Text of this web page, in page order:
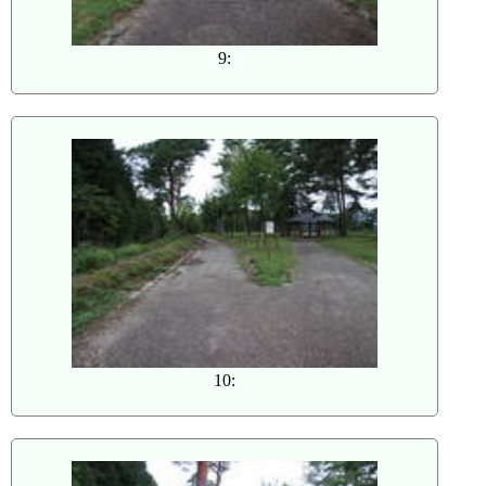
9:
10: